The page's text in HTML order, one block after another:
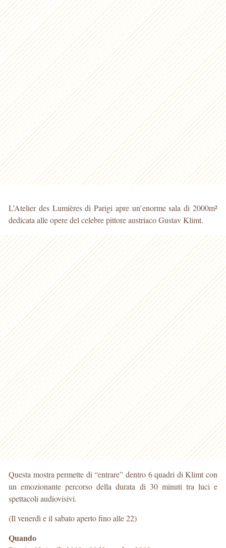
L’Atelier des Lumières di Parigi apre un’enorme sala di 2000m²
dedicata alle opere del celebre pittore austriaco Gustav Klimt.
Questa mostra permette di “entrare” dentro 6 quadri di Klimt con
un emozionante percorso della durata di 30 minuti tra luci e
spettacoli audiovisivi.
(Il venerdì e il sabato aperto fino alle 22)
Quando